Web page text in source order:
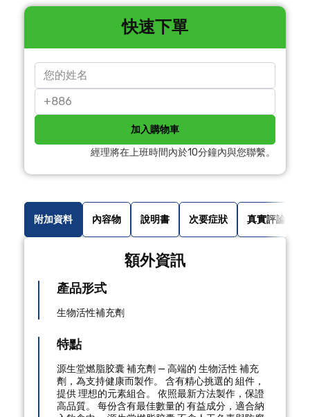
快速下單
加入購物車
經理將在上班時間內於10分鐘內與您聯繫。
附加資料 內容物 說明書 次要症狀 真實評論
額外資訊
產品形式
生物活性補充劑
特點
源生堂燃脂胶囊 補充劑 — 高端的 生物活性 補充
劑，為支持健康而製作。 含有精心挑選的 組件，
提供 理想的元素組合。 依照最新方法製作，保證
高品質。 每份含有最佳數量的 有益成分，適合納